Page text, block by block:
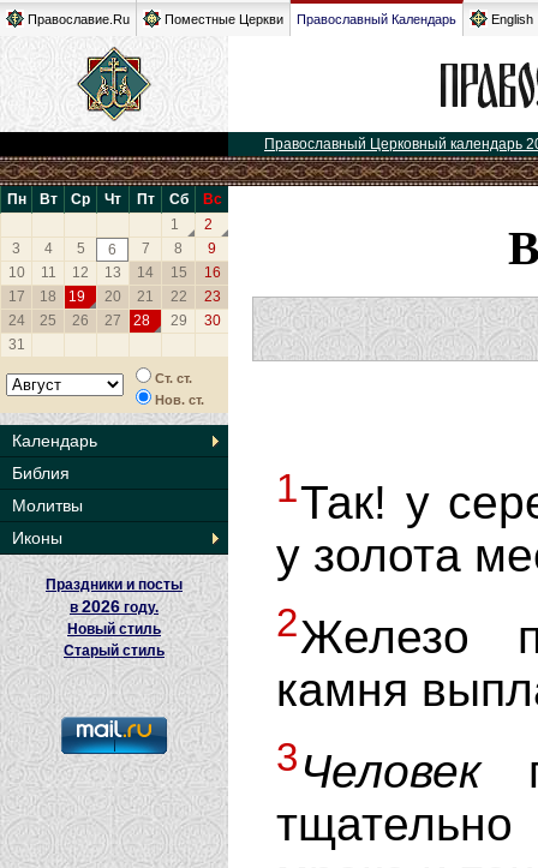
Православие.Ru Поместные Церкви Православный Календарь English
Православный Церковный календарь
Пн Вт Ср Чт Пт Сб
Вс
1
2
3
4 5 6 7 8
9
10
11 12 13 14 15
16
17
18 19 20 21 22
23
24
25 26 27 28 29
30
31
Ст. ст.
Нов. ст.
Календарь
Библия
Молитвы
Иконы
Праздники и посты
в2026 году.
Новый стиль
Старый стиль
1Так! у
у золота
2Железо
камня
3Человек